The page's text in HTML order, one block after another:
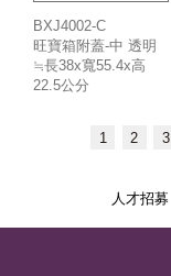
BXJ4002-C
旺寶箱附蓋-中 透明
≒長38x寬55.4x高
22.5公分
1 2 3
人才招募